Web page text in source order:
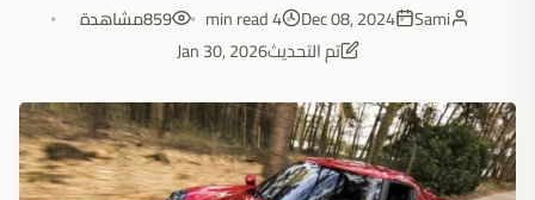
Sami
Dec 08, 2024
4 min read
859مشاهدة
تم التحديثJan 30, 2026